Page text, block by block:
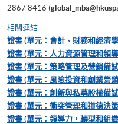
2867 8416 (
相關連結
證書 (單元：會計、財務和經濟
證書 (單元：人力資源管理和領
證書 (單元：策略管理及營銷備
證書 (單元：風險投資和創業營
證書 (單元：創新與私募股權備
證書 (單元：衝突管理和道德決
證書 (單元：領導力，轉型和組